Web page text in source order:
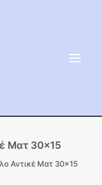
Ματ 30×15
Αντικέ Ματ 30×15